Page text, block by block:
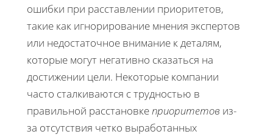
ошибки при расставлении приоритетов,
такие как игнорирование мнения экспертов
или недостаточное внимание к деталям,
которые могут негативно сказаться на
достижении цели. Некоторые компании
часто сталкиваются с трудностью в
правильной расстановкеприоритетов из-
за отсутствия четко выработанных